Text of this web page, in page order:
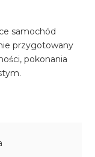
samochód
przygotowany
pokonania